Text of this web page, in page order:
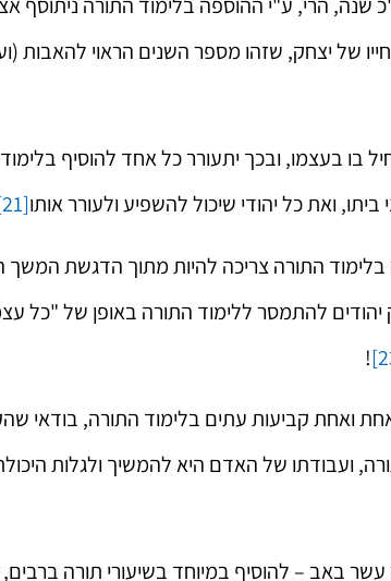
של יצחק, שזהו מספר השנים הראוי להאבות
בו בעצמו, ובכך יתעורר כל אחד להוסיף
ביתו, ואת כל יהודי שיכול להשפיע ולעורר אותו[21]
התורה צריכה להיות מתוך הדגשת המשך
יהודים להתמסר ללימוד התורה באופן של "כל
!
ואחת קביעות עתים בלימוד התורה, בודאי
ועבודתו של האדם היא להמשיך ולגלות
באב – להוסיף במיוחד בשיעורי תורה ברבים,